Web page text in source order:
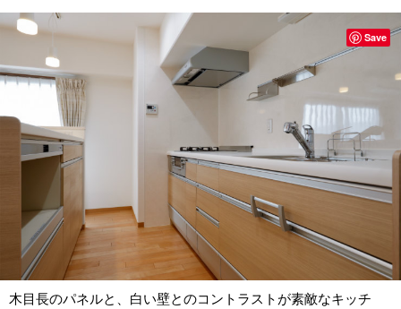
木目長のパネルと、白い壁とのコントラストが素敵なキッチ
Save